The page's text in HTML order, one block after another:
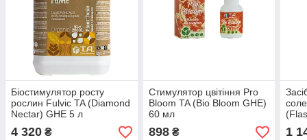
Біостимулятор росту
рослин Fulvic TA (Diamond
Nectar) GHE 5 л
4 320 ₴
Стимулятор цвітіння Pro
Bloom TA (Bio Bloom GHE)
60 мл
898₴ 1